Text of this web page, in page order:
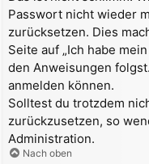
Passwort nicht wieder
zurücksetzen. Dies
Seite auf „Ich habe
den Anweisungen
anmelden können.
Solltest du trotzdem
zurückzusetzen, so
Administration.
Nach oben